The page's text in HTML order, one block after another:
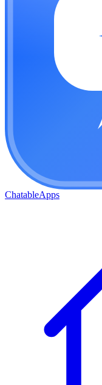
ChatableApps